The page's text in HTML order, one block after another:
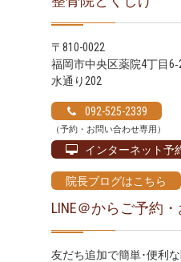
〒810-0022
福岡市中央区薬院4丁目
水通り202
092-525-2339
（予約・お問い合わせ専用）
インターネット予
院長ブログはこちら
LINE＠からご予約
友だち追加で簡単･便利